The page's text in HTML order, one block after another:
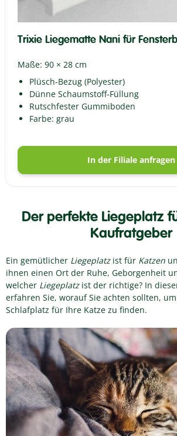
Trixie Liegematte Nani für
Maße: 90 × 28 cm
Plüsch-Bezug (Polyester)
Dünne Schaumstoff-Füllung
Rutschfester Gummiboden
Farbe: grau
In der Filiale anfragen
Der perfekte Liegeplatz
Kaufratgeber
Ein gemütlicher Liegeplatzist für Katzen
ihnen einen Ort der Ruhe, Geborgenheit
welcher Liegeplatzist der richtige? In
erfahren Sie, worauf Sie achten sollten,
Schlafplatz für Ihre Katze zu finden.